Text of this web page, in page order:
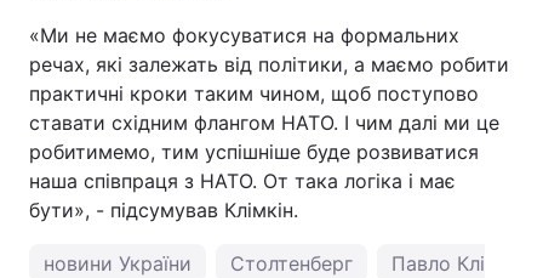
«Ми не маємо фокусуватися на формальних
речах, які залежать від політики, а маємо робити
практичні кроки таким чином, щоб поступово
ставати східним флангом НАТО. І чим далі ми це
робитимемо, тим успішніше буде розвиватися
наша співпраця з НАТО. От така логіка і має
бути», - підсумував Клімкін.
новини України Столтенберг Павло Клімкін